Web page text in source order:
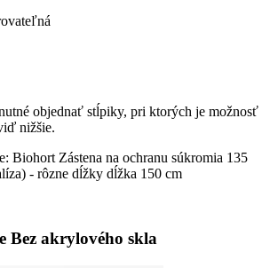
objednať stĺpiky, pri ktorých je možnosť
nižšie.
Biohort Zástena na ochranu súkromia 135
- rôzne dĺžky dĺžka 150 cm
Bez akrylového skla